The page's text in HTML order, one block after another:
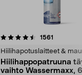
1561
Hiilihapotuslaitteet &
Hiilihappopatruuna
vaihto Wassermaxx,
4.5viidestä